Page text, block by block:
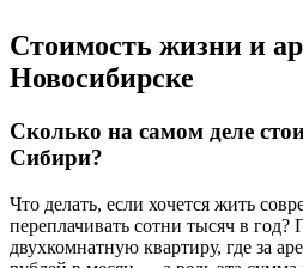
Стоимость жизни и
Новосибирске
Сколько на самом деле
Сибири?
Что делать, если хочется жить
переплачивать сотни тысяч в год?
двухкомнатную квартиру, где за